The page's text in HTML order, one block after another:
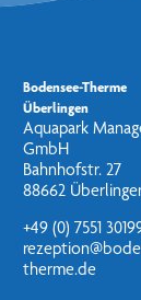
Bodensee-Therme
Überlingen
Aquapark
GmbH
Bahnhofstr. 27
88662
+49 (0) 7551
therme.de